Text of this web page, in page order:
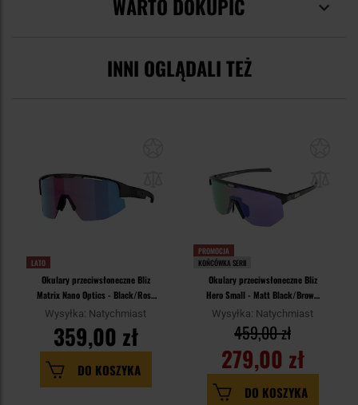
WARTO DOKUPIĆ
INNI OGLĄDALI TEŻ
LATO
Okulary przeciwsłoneczne Bliz
Matrix Nano Optics - Black/Rose
Violet Blue
Wysyłka: Natychmiast
359,00 zł
DO KOSZYKA
PROMOCJA
KOŃCÓWKA SERII
Okulary przeciwsłoneczne Bliz
Hero Small - Matt Black/Brown
Purple
Wysyłka: Natychmiast
279,00 zł
459,00 zł
DO KOSZYKA